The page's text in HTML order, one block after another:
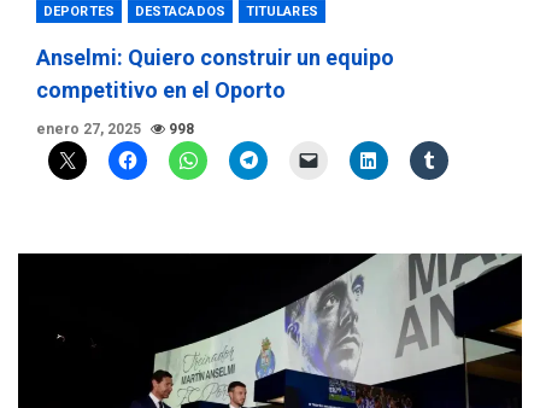
DEPORTES DESTACADOS TITULARES
Anselmi: Quiero construir un equipo
competitivo en el Oporto
enero 27, 2025 998